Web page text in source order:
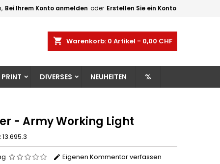
Bei Ihrem Konto anmelden oder Erstellen Sie ein Konto
shopping_cart Warenkorb: 0 Artikel - 0,00 CHF
DIVERSES NEUHEITEN %
- Army Working Light
13.695.3
Eigenen Kommentar verfassen